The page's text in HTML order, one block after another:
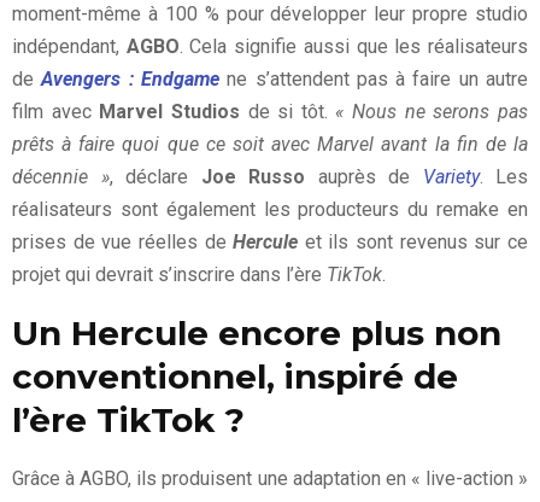
moment-même à 100 % pour développer leur propre studio
indépendant, AGBO . Cela signifie aussi que les réalisateurs
deAvengers : Endgamene s’attendent pas à faire un autre
film avec Marvel Studios de si tôt. « Nous ne serons pas
prêts à faire quoi que ce soit avec Marvel avant la fin de la
décennie », déclare Joe Russo auprès de Variety. Les
réalisateurs sont également les producteurs du remake en
prises de vue réelles deHercule et ils sont revenus sur ce
projet qui devrait s’inscrire dans l’ère TikTok
Un Hercule encore plus non
conventionnel, inspiré de
l’ère TikTok ?
Grâce à AGBO, ils produisent une adaptation en « live-action »